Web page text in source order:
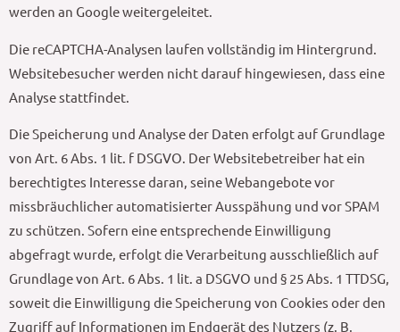
werden an Google weitergeleitet.
Die reCAPTCHA-Analysen laufen vollständig im Hintergrund.
Websitebesucher werden nicht darauf hingewiesen, dass eine
Analyse stattfindet.
Die Speicherung und Analyse der Daten erfolgt auf Grundlage
von Art. 6 Abs. 1 lit. f DSGVO. Der Websitebetreiber hat ein
berechtigtes Interesse daran, seine Webangebote vor
missbräuchlicher automatisierter Ausspähung und vor SPAM
zu schützen. Sofern eine entsprechende Einwilligung
abgefragt wurde, erfolgt die Verarbeitung ausschließlich auf
Grundlage von Art. 6 Abs. 1 lit. a DSGVO und § 25 Abs. 1 TTDSG,
soweit die Einwilligung die Speicherung von Cookies oder den
Zugriff auf Informationen im Endgerät des Nutzers (z. B.